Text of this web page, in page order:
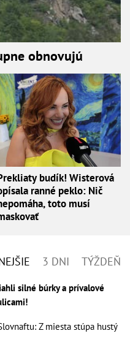
obnovujú
budík! Wisterová
ranné peklo: Nič
toto musí
3 DNI TÝŽDEŇ
silné búrky a prívalové
Z miesta stúpa hustý